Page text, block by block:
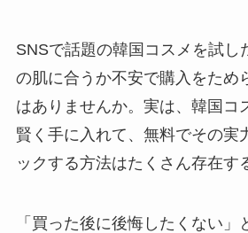
SNSで話題の韓国コスメを試し
の肌に合うか不安で購入をため
はありませんか。実は、韓国コ
賢く手に入れて、無料でその実
ックする方法はたくさん存在す
「買った後に後悔したくない」